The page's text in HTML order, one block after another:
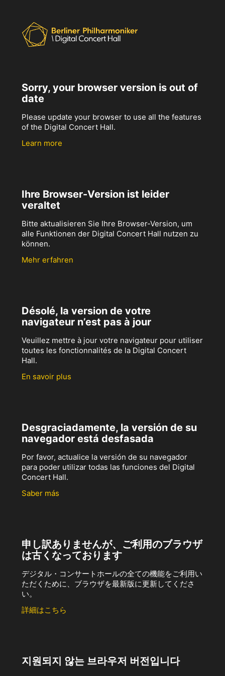
Sorry, your browser version is out of
date
Please update your browser to use all the features
of the Digital Concert Hall.
Learn more
Ihre Browser-Version ist leider
veraltet
Bitte aktualisieren Sie Ihre Browser-Version, um
alle Funktionen der Digital Concert Hall nutzen zu
können.
Mehr erfahren
Désolé, la version de votre
navigateur n’est pas à jour
Veuillez mettre à jour votre navigateur pour utiliser
toutes les fonctionnalités de la Digital Concert
Hall.
En savoir plus
Desgraciadamente, la versión de su
navegador está desfasada
Por favor, actualice la versión de su navegador
para poder utilizar todas las funciones del Digital
Concert Hall.
Saber más
申し訳ありませんが、ご利用のブラウザ
は古くなっております
デジタル・コンサートホールの全ての機能をご利用い
ただくために、ブラウザを最新版に更新してくださ
い。
詳細はこちら
지원되지 않는 브라우저 버전입니다